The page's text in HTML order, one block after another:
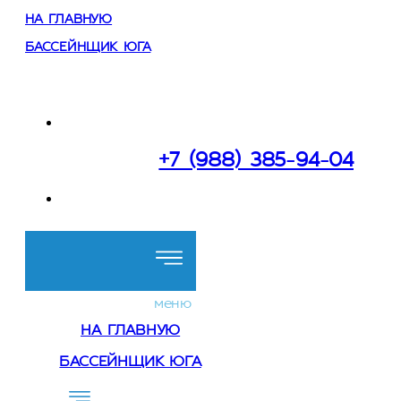
НА ГЛАВНУЮ
БАССЕЙНЩИК ЮГА
+7 (988) 385-94-04
меню
НА ГЛАВНУЮ
БАССЕЙНЩИК ЮГА